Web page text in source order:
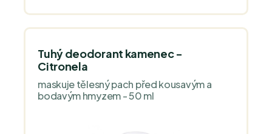
Tuhý deodorant kamenec -
Citronela
maskuje tělesný pach před kousavým a
bodavým hmyzem - 50 ml